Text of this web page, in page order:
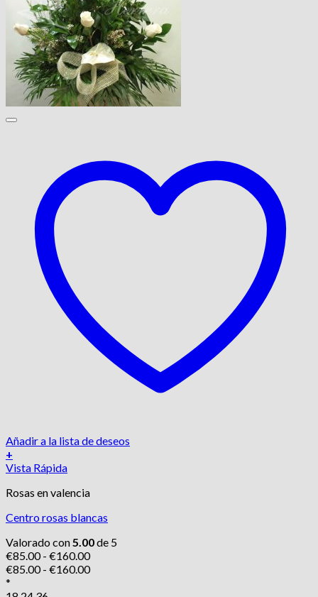
Añadir a la lista de deseos
+
Este
tiene
variantes.
opciones
se
pueden
Vista Rápida
Rosas en valencia
Centro rosas blancas
Valorado con5.00de 5
€85.00 - €160.00Rango
de
€85.00 - €160.00Rango
*